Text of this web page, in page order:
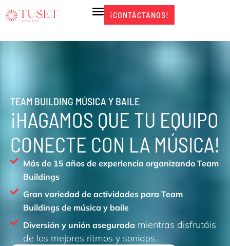
¡CONTÁCTANOS!
¡CONTÁCTANOS!
TEAM BUILDING MÚSICA Y BAILE
¡HAGAMOS QUE TU EQUIPO
CONECTE CON LA MÚSICA!
Más de 15 años de experiencia organizando Team
Buildings
Gran variedad de actividades para Team
Buildings de música y baile
Diversión y unión asegurada mientras disfrutáis
de los mejores ritmos y sonidos